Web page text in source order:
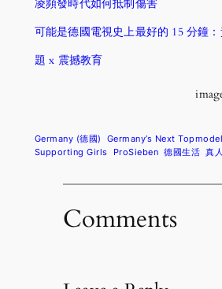
凌頻發時代如何抵制傷害
可能是德國電視史上最好的 15 分鐘
題 x 震撼教育
Germany (德國) Germany’s Next
Supporting Girls
ProSieben 德國生活 真
Comments